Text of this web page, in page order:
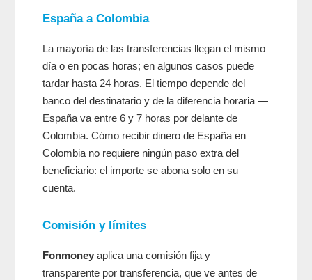
España a Colombia
La mayoría de las transferencias llegan el mismo
día o en pocas horas; en algunos casos puede
tardar hasta 24 horas. El tiempo depende del
banco del destinatario y de la diferencia horaria —
España va entre 6 y 7 horas por delante de
Colombia. Cómo recibir dinero de España en
Colombia no requiere ningún paso extra del
beneficiario: el importe se abona solo en su
cuenta.
Comisión y límites
Fonmoney aplica una comisión fija y
transparente por transferencia, que ve antes de